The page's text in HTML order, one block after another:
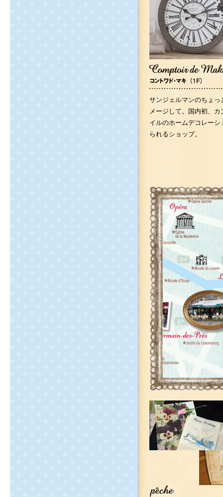
サンジェルマンのちょ
メージして。国内初、
イルのホームデコレー
られるショップ。